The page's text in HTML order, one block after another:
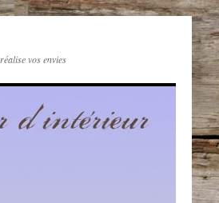
réalise vos envies